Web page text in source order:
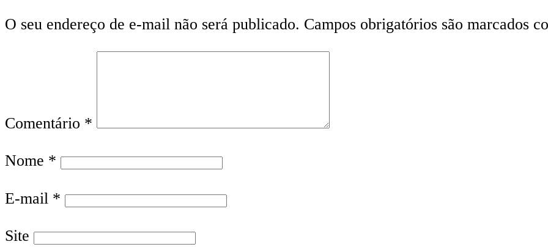
O seu endereço de e-mail não será publicado. Campos obrigatórios são marcados
Comentário *
Nome *
E-mail *
Site